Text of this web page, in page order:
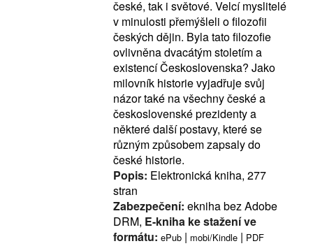
české, tak i světové. Velcí myslitelé
v minulosti přemýšleli o filozofii
českých dějin. Byla tato filozofie
ovlivněna dvacátým stoletím a
existencí Československa? Jako
milovník historie vyjadřuje svůj
názor také na všechny české a
československé prezidenty a
některé další postavy, které se
různým způsobem zapsaly do
české historie.
Popis: Elektronická kniha, 277
stran
Zabezpečení: ekniha bez Adobe
DRM, E-kniha ke stažení ve
formátu: ePub | mobi/Kindle | PDF